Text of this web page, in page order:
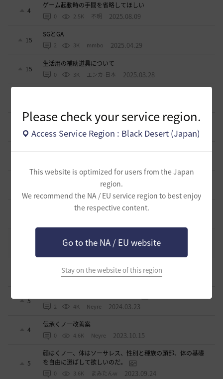
Please check your service region.
Access Service Region : Black Desert (Japan)
This website is optimized for users from the Japan
region.
We recommend the NA / EU service region to best enjoy
the respective content.
Go to the NA / EU website
Stay on the website of this region
4
ゲーム起動時の手間を省略してほしい
0 2.5K 不明 2025.08.09
15
SGとGA
2 3K mmbo 2025.04.29
15
生活用の補助道具について
0 3K エンカ-日本 2025.03.28
アグリスの熱気の様なカプラス用の熱気も欲しい
0 2.8K 不明 2024.10.06
アタニスホタルはなぜ家門バッグに入れられないのか？
闇の精霊の怒り200％のCTについて
エンカ-日本
スキルジャンプと空中攻撃スキルの設置案
死亡ペナルティー減少のペット効果
3.4K 観賞用やる夫-日本 2024.04.28
スカラーのキャッチの横範囲改善して！
3.2K どら蔵-日本 2024.04.15
5
2 4K Neyre 2024.03.23
4
伝承くノ一改善案
0 4.6K Neyre 2023.10.15
5
顔はくノ一、体はソーサレス、性別と種族の頭部、体の基礎
を自由に選ばして欲しいのだ。
0 3.6K まみたんw 2023.09.24